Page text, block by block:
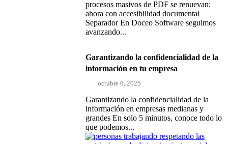
procesos masivos de PDF se renuevan:
ahora con accesibilidad documental
Separador En Doceo Software seguimos
avanzando...
Garantizando la confidencialidad de la
información en tu empresa
octubre 6, 2025
Garantizando la confidencialidad de la
información en empresas medianas y
grandes En solo 5 minutos, conoce todo lo
que podemos...